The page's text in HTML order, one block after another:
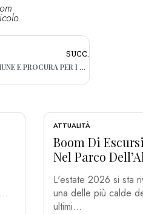
SUCC.
BARI, NUOVO ACCORDO TRA COMUNE E PROCURA PER I PROGETTI UTILI ALLA COLLETTIVITÀ
ATTUALITÀ
Boom Di
Nel Parco
L'estate 2026 si sta
una delle più calde
ultimi...